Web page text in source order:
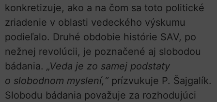
konkretizuje, ako a na čom sa toto politické
zriadenie v oblasti vedeckého výskumu
podieľalo. Druhé obdobie histórie SAV, po
nežnej revolúcii, je poznačené aj slobodou
bádania. „Veda je zo samej podstaty
o slobodnom myslení,“ prízvukuje P. Šajgalík.
Slobodu bádania považuje za rozhodujúci